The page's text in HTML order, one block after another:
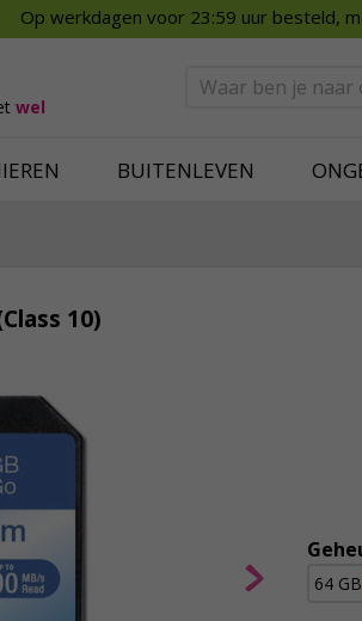
Op werkdagen voor 23:59 uur besteld,
wel
BUITENLEVEN
Smart Home
Deurbellen
10)
64 GB